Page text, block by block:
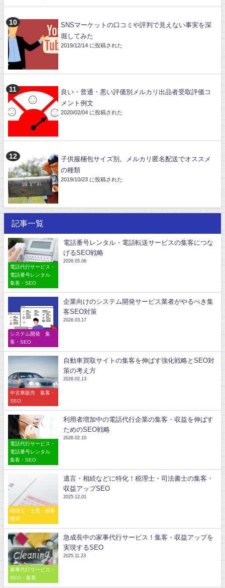
SNSマーケットの口コミや評判で見えない事実を深
堀してみた
2019/12/14 に投稿された
良い・普通・悪い評価別メルカリ出品者受取評価コ
メント例文
2020/02/04 に投稿された
子供服梱包サイズ別。メルカリ匿名配送でオススメ
の種類
2019/10/23 に投稿された
記事一覧
電話代行サービス・
電話番号レンタル
集客・SEO
電話番号レンタル・電話転送サービスの集客につな
げるSEO戦略
2026.05.06
システム開発 集
客・SEO
企業向けのシステム開発サービス業者がやるべき集
客SEO対策
2026.03.17
中古車販売 集客・
SEO
自動車買取サイトの集客を伸ばす強化戦略とSEO対
策の考え方
2026.02.13
電話代行サービス・
電話番号レンタル
集客・SEO
利用者増加中の電話代行企業の集客・収益を伸ばす
ためのSEO戦略
2026.02.10
税理士・士業・顧客
獲得
遺言・相続などに特化！税理士・司法書士の集客・
収益アップSEO
2025.12.01
家事代行サービス・
SEO・集客
急成長中の家事代行サービス！集客・収益アップを
実現するSEO
2025.11.23